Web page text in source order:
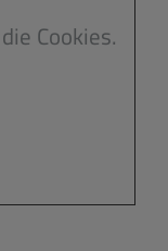
Cookies.